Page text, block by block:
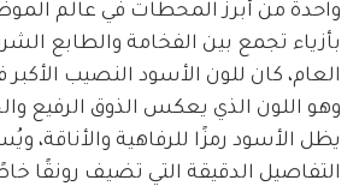
واحدة من أبرز المحطات في عالم
بأزياء تجمع بين الفخامة والطابع
العام، كان للون الأسود النصيب الأكبر
وهو اللون الذي يعكس الذوق الرفيع
يظل الأسود رمزًا للرفاهية والأناقة،
التفاصيل الدقيقة التي تضيف رونقًا